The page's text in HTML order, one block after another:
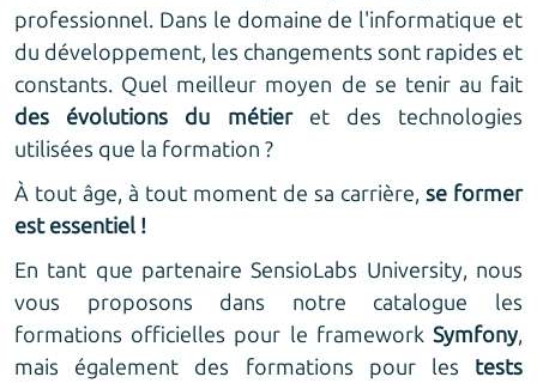
professionnel. Dans le domaine de l'informatique et
du développement, les changements sont rapides et
constants. Quel meilleur moyen de se tenir au fait
des évolutions du métieret des technologies
utilisées que la formation ?
À tout âge, à tout moment de sa carrière, se former
est essentiel !
En tant que partenaire SensioLabs University, nous
vous proposons dans notre catalogue les
formations officielles pour le framework Symfony,
mais également des formations pour les tests